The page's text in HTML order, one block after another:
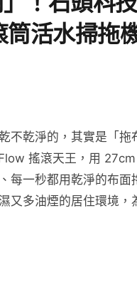
活水掃拖
不乾淨的，其實是「拖
搖滾天王，用
每一秒都用乾淨的布面
又多油煙的居住環境，